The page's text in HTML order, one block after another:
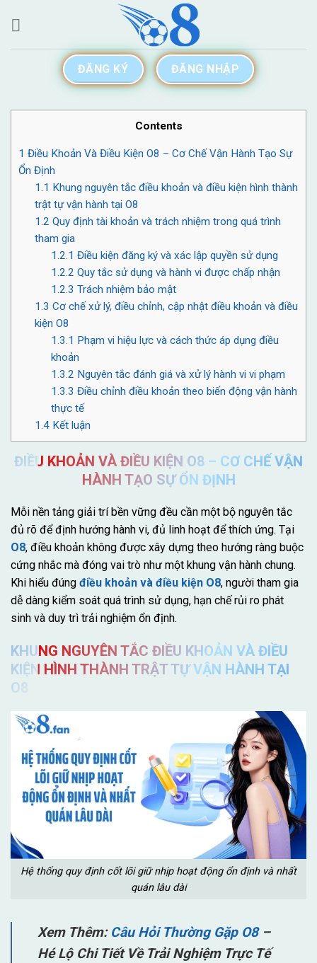
ĐĂNG KÝ
ĐĂNG NHẬP
Contents
1 Điều Khoản Và Điều Kiện O8 – Cơ Chế Vận Hành Tạo Sự
Ổn Định
1.1 Khung nguyên tắc điều khoản và điều kiện hình thành
trật tự vận hành tại O8
1.2 Quy định tài khoản và trách nhiệm trong quá trình
tham gia
1.2.1 Điều kiện đăng ký và xác lập quyền sử dụng
1.2.2 Quy tắc sử dụng và hành vi được chấp nhận
1.2.3 Trách nhiệm bảo mật
1.3 Cơ chế xử lý, điều chỉnh, cập nhật điều khoản và điều
kiện O8
1.3.1 Phạm vi hiệu lực và cách thức áp dụng điều
khoản
1.3.2 Nguyên tắc đánh giá và xử lý hành vi vi phạm
1.3.3 Điều chỉnh điều khoản theo biến động vận hành
thực tế
1.4Kết luận
ĐIỀU KHOẢN VÀ ĐIỀU KIỆN O8 – CƠ CHẾ VẬN
HÀNH TẠO SỰ ỔN ĐỊNH
Mỗi nền tảng giải trí bền vững đều cần một bộ nguyên tắc
đủ rõ để định hướng hành vi, đủ linh hoạt để thích ứng. Tại
O8, điều khoản không được xây dựng theo hướng ràng buộc
cứng nhắc mà đóng vai trò như một khung vận hành chung.
Khi hiểu đúng điều khoản và điều kiện O8, người tham gia
dễ dàng kiểm soát quá trình sử dụng, hạn chế rủi ro phát
sinh và duy trì trải nghiệm ổn định.
KHUNG NGUYÊN TẮC ĐIỀU KHOẢN VÀ ĐIỀU
KIỆN HÌNH THÀNH TRẬT TỰ VẬN HÀNH TẠI
O8
Hệ thống quy định cốt lõi giữ nhịp hoạt động ổn định và nhất
quán lâu dài
Xem Thêm: Câu Hỏi Thường Gặp O8–
Hé Lộ Chi Tiết Về Trải Nghiệm Trực Tế